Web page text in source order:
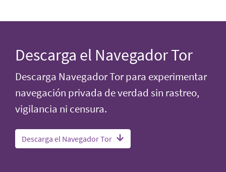
Descarga el Navegador Tor
Descarga Navegador Tor para experimentar
navegación privada de verdad sin rastreo,
vigilancia ni censura.
Descarga el Navegador Tor